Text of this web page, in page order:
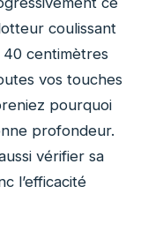
coulissant
centimètres
vos touches
pourquoi
profondeur.
vérifier sa
l’efficacité